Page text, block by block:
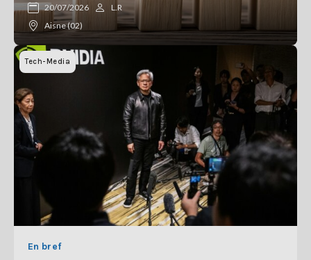
20/07/2026
L.R
Aisne (02)
Tech-Media
En bref